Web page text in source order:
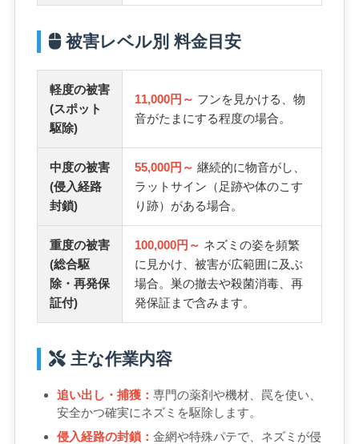
被害レベル別 料金目安
軽度の被害
(スポット
駆除)
11,000円～ フンを見かける、物
音がたまにする程度の場合。
中度の被害
(侵入経路
封鎖)
55,000円～ 継続的に物音がし、
ラットサイン（足跡や体のこす
り跡）がある場合。
重度の被害
(総合駆
除・再発保
証付)
100,000円～ ネズミの姿を頻繁
に見かけ、被害が広範囲に及ぶ
場合。巣の撤去や殺菌消毒、再
発保証まで含みます。
主な作業内容
追い出し・捕獲： 専門の薬剤や機材、罠を使い、
安全かつ確実にネズミを駆除します。
侵入経路の封鎖： 金網や特殊パテで、ネズミが侵